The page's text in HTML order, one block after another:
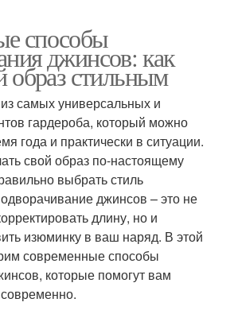
способы
джинсов: как
образ стильным
самых универсальных и
гардероба, который можно
года и практически в ситуации.
свой образ по-настоящему
выбрать стиль
джинсов – это не
длину, но и
изюминку в ваш наряд. В этой
современные способы
которые помогут вам